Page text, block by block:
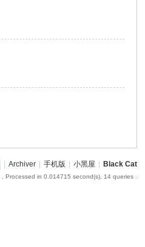
| Archiver | 手机版 | 小黑屋 | Black Cat
, Processed in 0.014715 second(s), 14 queries .